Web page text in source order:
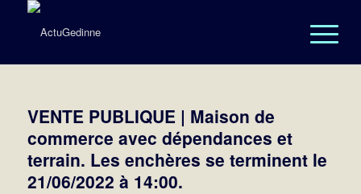
VENTE PUBLIQUE | Maison de
commerce avec dépendances et
terrain. Les enchères se terminent le
21/06/2022 à 14:00.